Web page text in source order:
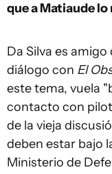
que a Matiaude
Da Silva es
diálogo con El
este tema, vuela
contacto con
de la vieja
deben estar bajo
Ministerio de